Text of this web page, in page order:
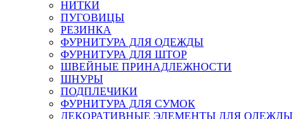
НИТКИ
ПУГОВИЦЫ
РЕЗИНКА
ФУРНИТУРА ДЛЯ ОДЕЖДЫ
ФУРНИТУРА ДЛЯ ШТОР
ШВЕЙНЫЕ ПРИНАДЛЕЖНОСТИ
ШНУРЫ
ПОДПЛЕЧИКИ
ФУРНИТУРА ДЛЯ СУМОК
ДЕКОРАТИВНЫЕ ЭЛЕМЕНТЫ ДЛЯ ОДЕЖДЫ